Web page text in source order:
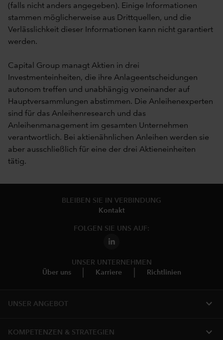
(falls nicht anders angegeben). Einige Informationen
stammen möglicherweise aus Drittquellen, und die
Verlässlichkeit dieser Informationen kann nicht garantiert
werden.
Capital Group managt Aktien in drei
Investmenteinheiten, die ihre Anlageentscheidungen
autonom treffen und unabhängig voneinander auf
Hauptversammlungen abstimmen. Die Anleihenexperten
sind für das Anleihenresearch und das
Anleihenmanagement im gesamten Unternehmen
verantwortlich. Bei aktienähnlichen Anleihen werden sie
aber ausschließlich für eine der drei Aktieneinheiten
tätig.
BLEIBEN SIE IN VERBINDUNG
Kontakt
FOLGEN SIE UNS AUF:
UNSER UNTERNEHMEN
Über uns
Karriere Richtlinien
UNSER ANGEBOT expand_more
KOMPETENZEN & STRATEGIEN expand_more